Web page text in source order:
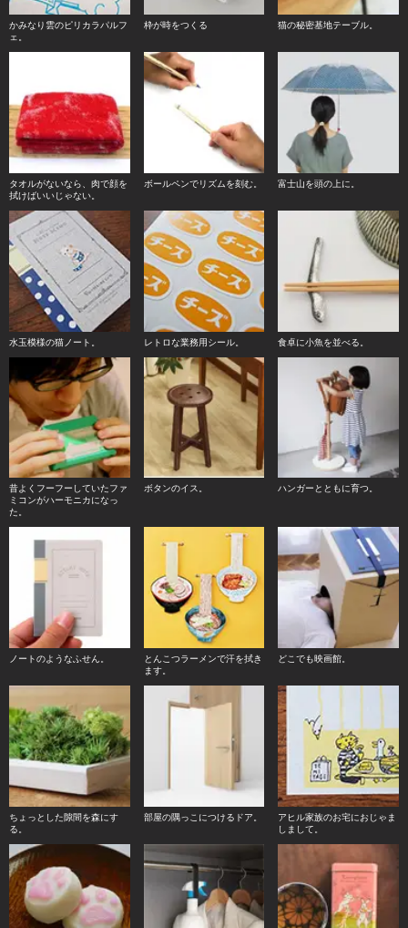
かみなり雲のピリカラパルフ
ェ。
枠が時をつくる 猫の秘密基地テーブル。
タオルがないなら、肉で顔を
拭けばいいじゃない。
ボールペンでリズムを刻む。 富士山を頭の上に。
水玉模様の猫ノート。 レトロな業務用シール。 食卓に小魚を並べる。
昔よくフーフーしていたファ
ミコンがハーモニカになっ
た。
ボタンのイス。 ハンガーとともに育つ。
ノートのようなふせん。
とんこつラーメンで汗を拭き
ます。
どこでも映画館。
ちょっとした隙間を森にす
る。
部屋の隅っこにつけるドア。
アヒル家族のお宅におじゃま
しまして。